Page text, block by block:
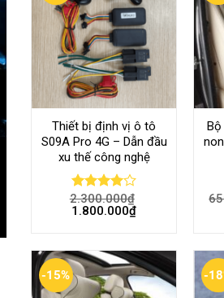
Thiết bị định vị ô tô
S09A Pro 4G – Dẫn đầu
xu thế công nghệ
Rated
4.00out
2.300.000₫
1.800.000₫
-15% -